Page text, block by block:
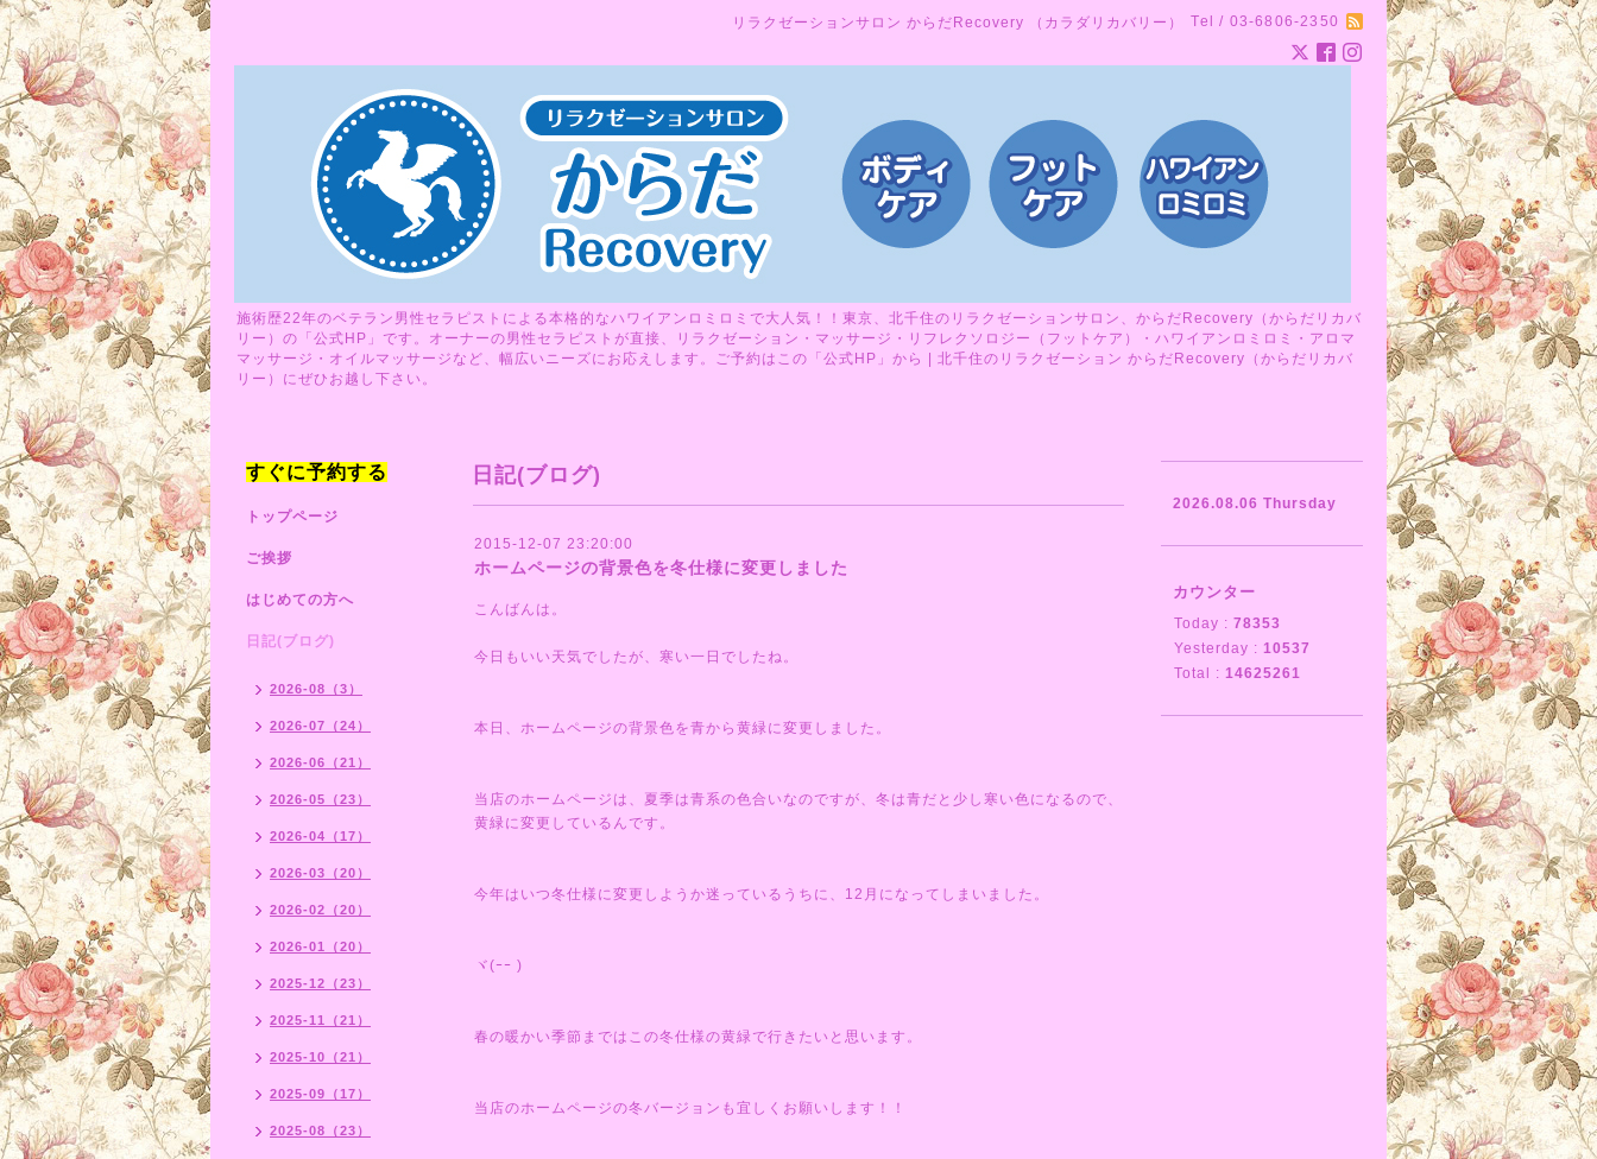
リラクゼーションサロン からだRecovery （カラダリカバリー） Tel / 03-6806-2350
施術歴22年のベテラン男性セラピストによる本格的なハワイアンロミロミで大人気！！東京、北千住のリラクゼーションサロン、からだRecovery（からだリカバ
リー）の「公式HP」です。オーナーの男性セラピストが直接、リラクゼーション・マッサージ・リフレクソロジー（フットケア）・ハワイアンロミロミ・アロマ
マッサージ・オイルマッサージなど、幅広いニーズにお応えします。ご予約はこの「公式HP」から | 北千住のリラクゼーション からだRecovery（からだリカバ
リー）にぜひお越し下さい。
日記(ブログ)
2015-12-07 23:20:00
ホームページの背景色を冬仕様に変更しました
こんばんは。
今日もいい天気でしたが、寒い一日でしたね。
本日、ホームページの背景色を青から黄緑に変更しました。
当店のホームページは、夏季は青系の色合いなのですが、冬は青だと少し寒い色になるので、
黄緑に変更しているんです。
今年はいつ冬仕様に変更しようか迷っているうちに、12月になってしまいました。
ヾ(ｰｰ )
春の暖かい季節まではこの冬仕様の黄緑で行きたいと思います。
当店のホームページの冬バージョンも宜しくお願いします！！
すぐに予約する
トップページ
ご挨拶
はじめての方へ
日記(ブログ)
2026-08（3）
2026-07（24）
2026-06（21）
2026-05（23）
2026-04（17）
2026-03（20）
2026-02（20）
2026-01（20）
2025-12（23）
2025-11（21）
2025-10（21）
2025-09（17）
2025-08（23）
2026.08.06 Thursday
カウンター
Today : 78353
Yesterday : 10537
Total : 14625261